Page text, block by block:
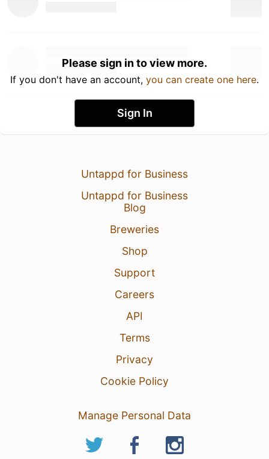
Please sign in to view more.
If you don't have an account, you can create one here.
Sign In
Untappd for Business
Untappd for Business
Blog
Breweries
Shop
Support
Careers
API
Terms
Privacy
Cookie Policy
Manage Personal Data